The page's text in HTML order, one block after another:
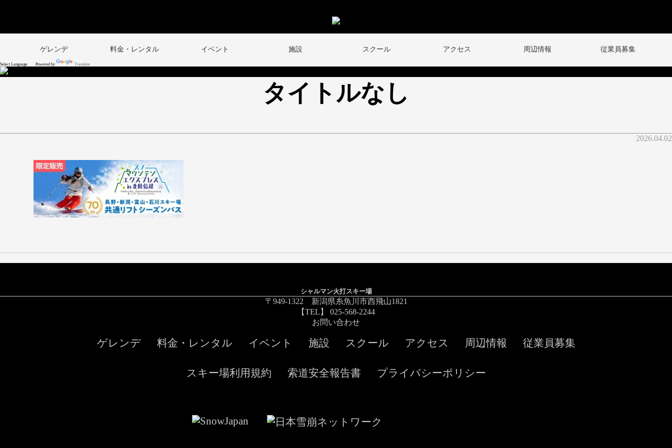
ゲレンデ 料金・レンタル イベント 施設 スクール アクセス 周辺情報 従業員募集
Powered by Translate
タイトルなし
2026.04.02
シャルマン火打スキー場
〒949-1322 新潟県糸魚川市西飛山1821
【TEL】 025-568-2244
お問い合わせ
ゲレンデ 料金・レンタル イベント 施設 スクール アクセス 周辺情報 従業員募集
スキー場利用規約 索道安全報告書 プライバシーポリシー